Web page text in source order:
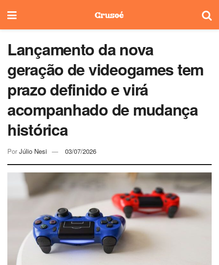
Lançamento da nova
geração de videogames tem
prazo definido e virá
acompanhado de mudança
histórica
Por Júlio Nesi 03/07/2026